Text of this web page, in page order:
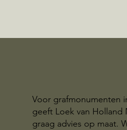
Voor grafmonumenten
geeft Loek van Holland
graag advies op maat.